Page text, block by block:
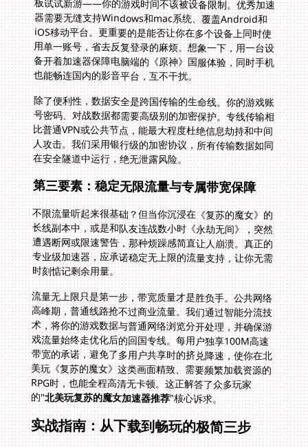
也能畅连国内的影音平台，互不干扰。
除了便利性，数据安全是跨国传输的生命线。你的游戏账
号密码、对战数据都需要高级别的加密保护。专线传输相
比普通VPN或公共节点，能最大程度杜绝信息劫持和中间
人攻击。我们采用银行级的加密协议，所有传输数据如同
在安全隧道中运行，绝无泄露风险。
第三要素：稳定无限流量与专属带宽保障
不限流量听起来很基础？但当你沉浸在《复苏的魔女》的
长线副本中，或是和队友连战数小时《永劫无间》，突然
遭遇断网或限速警告，那种烦躁感简直让人崩溃。真正的
专业级加速器，应承诺稳定无上限的流量支持，让你无需
时刻惦记剩余用量。
流量无上限只是第一步，带宽质量才是胜负手。公共网络
高峰期，普通线路抢不过商业流量。我们通过智能分流技
术，将你的游戏数据与普通网络浏览分开处理，并确保游
戏流量始终走优化后的回国专线。每用户独享100M高速
带宽的承诺，避免了多用户共享时的挤兑降速，使你在北
美玩《复苏的魔女》这类画面精致、需要频繁加载资源的
RPG时，也能全程高清无卡顿。这正解答了众多玩家
的"北美玩复苏的魔女加速器推荐"核心诉求。
实战指南：从下载到畅玩的极简三步